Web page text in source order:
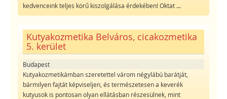
kedvenceink teljes körű kiszolgálása érdekében! Oktat...
Kutyakozmetika Belváros, cicakozmetika
5. kerület
Budapest
Kutyakozmetikámban szeretettel várom négylábú barátját,
bármilyen fajtát képviseljen, és természetesen a keverék
kutyusok is pontosan olyan ellátásban részesülnek, mint